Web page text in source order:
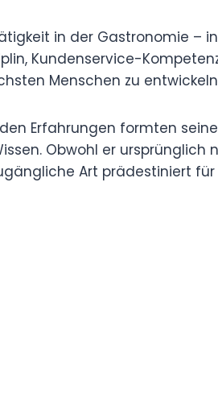
in der Gastronomie –
Kundenservice-
Menschen zu
Erfahrungen formten
Obwohl er
Art prädestiniert für